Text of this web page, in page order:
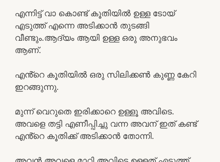
എന്നിട്ട് വാ കൊണ്ട് കൂതിയിൽ ഉള്ള ടോയ്
എടുത്ത് എന്നെ അടിക്കാൻ തുടങ്ങി
വീണ്ടും.ആദ്യം ആയി ഉള്ള ഒരു അനുഭവം
ആണ്.
എൻ്റെ കൂതിയിൽ ഒരു സിലിക്കൺ കുണ്ണ കേറി
ഇറങ്ങുന്നു.
മുന്ന് വെറുതെ ഇരിക്കാറെ ഉള്ളൂ അവിടെ.
അവളെ തട്ടി എണീപ്പിച്ചു വന്ന അവന് ഇത് കണ്ട്
എൻ്റെ കൂതിക്ക് അടിക്കാൻ തോന്നി.